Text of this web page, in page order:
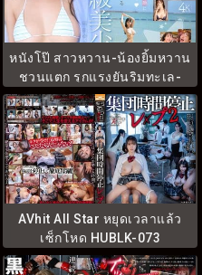
หนังโป๊ สาวหวาน-น้องยิ้มหวาน
ชวนแตก รุกแรงยันริมทะเล-
MIDA-438
AVhit All Star หยุดเวลาแล้ว
เซ็กโหด HUBLK-073